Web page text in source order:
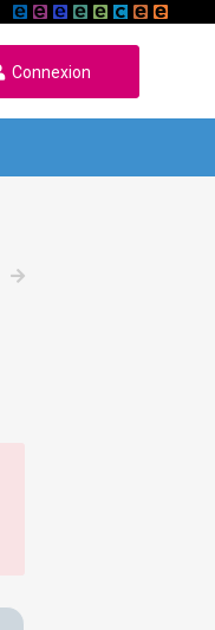
Connexion